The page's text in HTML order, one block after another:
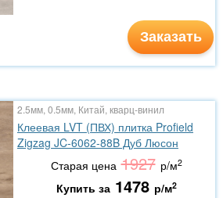
Заказать
2.5мм, 0.5мм, Китай, кварц-винил
Клеевая LVT (ПВХ) плитка Profield
Zigzag JC-6062-88B Дуб Люсон
Старая цена 1927 р/м2
Купить за 1478 р/м2